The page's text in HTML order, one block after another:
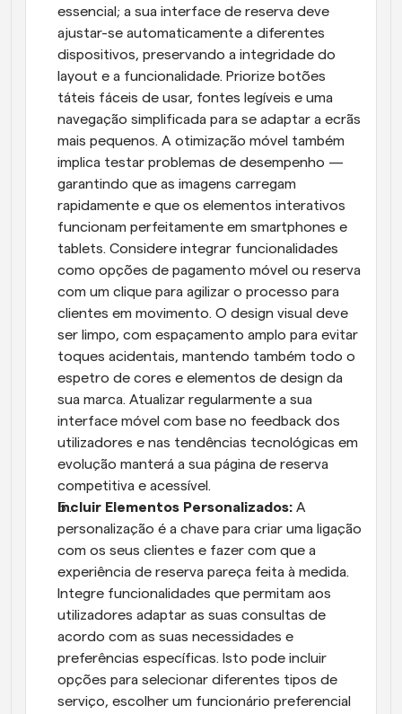
essencial; a sua interface de reserva deve
ajustar-se automaticamente a diferentes
dispositivos, preservando a integridade do
layout e a funcionalidade. Priorize botões
táteis fáceis de usar, fontes legíveis e uma
navegação simplificada para se adaptar a ecrãs
mais pequenos. A otimização móvel também
implica testar problemas de desempenho —
garantindo que as imagens carregam
rapidamente e que os elementos interativos
funcionam perfeitamente em smartphones e
tablets. Considere integrar funcionalidades
como opções de pagamento móvel ou reserva
com um clique para agilizar o processo para
clientes em movimento. O design visual deve
ser limpo, com espaçamento amplo para evitar
toques acidentais, mantendo também todo o
espetro de cores e elementos de design da
sua marca. Atualizar regularmente a sua
interface móvel com base no feedback dos
utilizadores e nas tendências tecnológicas em
evolução manterá a sua página de reserva
competitiva e acessível.
Incluir Elementos Personalizados: A
personalização é a chave para criar uma ligação
com os seus clientes e fazer com que a
experiência de reserva pareça feita à medida.
Integre funcionalidades que permitam aos
utilizadores adaptar as suas consultas de
acordo com as suas necessidades e
preferências específicas. Isto pode incluir
opções para selecionar diferentes tipos de
serviço, escolher um funcionário preferencial